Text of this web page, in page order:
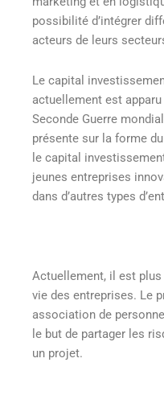
possibilité d’intégrer
acteurs de leurs
Le capital
actuellement est
Seconde Guerre
présente sur la forme
le capital
jeunes entreprises
dans d’autres types
Actuellement, il est
vie des entreprises. Le
association de
le but de partager les
un projet.